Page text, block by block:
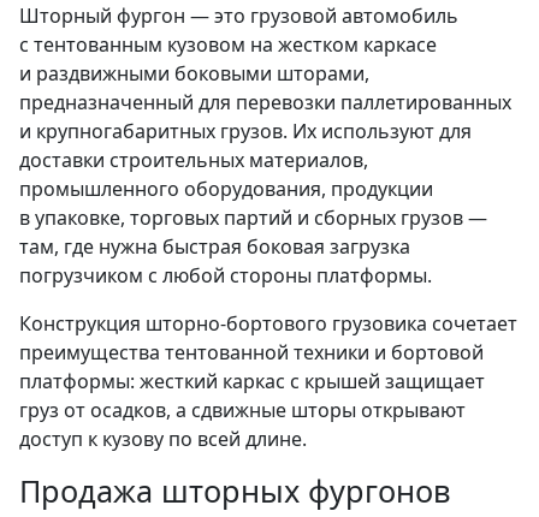
Шторный фургон — это грузовой автомобиль
с тентованным кузовом на жестком каркасе
и раздвижными боковыми шторами,
предназначенный для перевозки паллетированных
и крупногабаритных грузов. Их используют для
доставки строительных материалов,
промышленного оборудования, продукции
в упаковке, торговых партий и сборных грузов —
там, где нужна быстрая боковая загрузка
погрузчиком с любой стороны платформы.
Конструкция шторно-бортового грузовика сочетает
преимущества тентованной техники и бортовой
платформы: жесткий каркас с крышей защищает
груз от осадков, а сдвижные шторы открывают
доступ к кузову по всей длине.
Продажа шторных фургонов